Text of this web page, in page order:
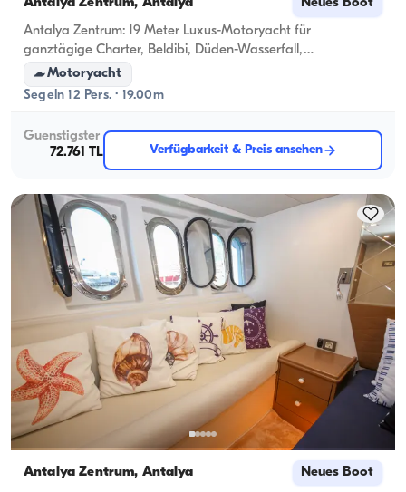
Antalya Zentrum, Antalya Neues Boot
Antalya Zentrum: 19 Meter Luxus-Motoryacht für
ganztägige Charter, Beldibi, Düden-Wasserfall,
Sonnenuntergangstouren & Besondere Feiern
Motoryacht
Segeln 12 Pers. · 19.00m
Guenstigster
72.761 TL
Verfügbarkeit & Preis ansehen
Antalya Zentrum, Antalya Neues Boot